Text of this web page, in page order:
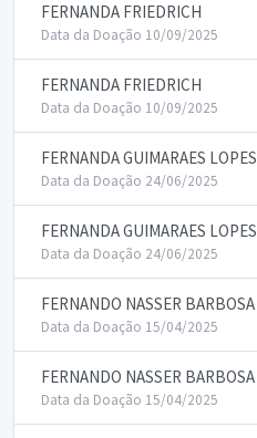
FERNANDA FRIEDRICH
Data da Doação 10/09/2025
FERNANDA FRIEDRICH
Data da Doação 10/09/2025
FERNANDA GUIMARAES LOPES
Data da Doação 24/06/2025
FERNANDA GUIMARAES LOPES
Data da Doação 24/06/2025
FERNANDO NASSER BARBOSA
Data da Doação 15/04/2025
FERNANDO NASSER BARBOSA
Data da Doação 15/04/2025